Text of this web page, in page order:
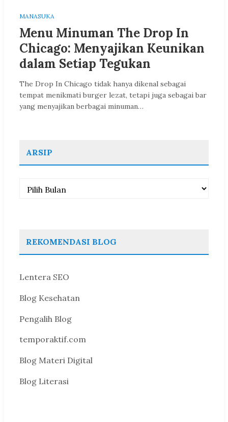
MANASUKA
Menu Minuman The Drop In
Chicago: Menyajikan Keunikan
dalam Setiap Tegukan
The Drop In Chicago tidak hanya dikenal sebagai
tempat menikmati burger lezat, tetapi juga sebagai bar
yang menyajikan berbagai minuman…
ARSIP
Arsip
REKOMENDASI BLOG
Lentera SEO
Blog Kesehatan
Pengalih Blog
temporaktif.com
Blog Materi Digital
Blog Literasi